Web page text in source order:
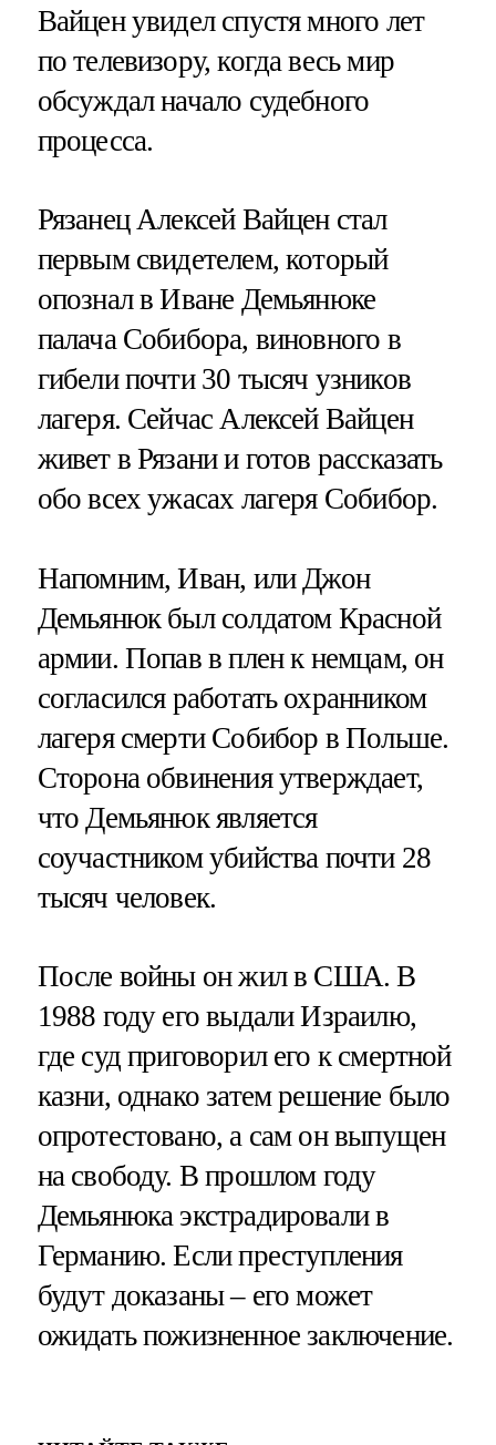
Вайцен увидел спустя много лет
по телевизору, когда весь мир
обсуждал начало судебного
процесса.
Рязанец Алексей Вайцен стал
первым свидетелем, который
опознал в Иване Демьянюке
палача Собибора, виновного в
гибели почти 30 тысяч узников
лагеря. Сейчас Алексей Вайцен
живет в Рязани и готов рассказать
обо всех ужасах лагеря Собибор.
Напомним, Иван, или Джон
Демьянюк был солдатом Красной
армии. Попав в плен к немцам, он
согласился работать охранником
лагеря смерти Собибор в Польше.
Сторона обвинения утверждает,
что Демьянюк является
соучастником убийства почти 28
тысяч человек.
После войны он жил в США. В
1988 году его выдали Израилю,
где суд приговорил его к смертной
казни, однако затем решение было
опротестовано, а сам он выпущен
на свободу. В прошлом году
Демьянюка экстрадировали в
Германию. Если преступления
будут доказаны – его может
ожидать пожизненное заключение.